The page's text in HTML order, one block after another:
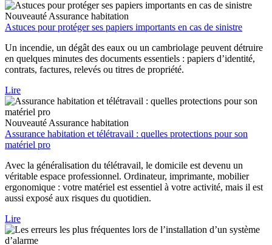
Nouveauté Assurance habitation
Astuces pour protéger ses papiers importants en cas de sinistre
Un incendie, un dégât des eaux ou un cambriolage peuvent détruire
en quelques minutes des documents essentiels : papiers d’identité,
contrats, factures, relevés ou titres de propriété.
Lire
Nouveauté Assurance habitation
Assurance habitation et télétravail : quelles protections pour son
matériel pro
Avec la généralisation du télétravail, le domicile est devenu un
véritable espace professionnel. Ordinateur, imprimante, mobilier
ergonomique : votre matériel est essentiel à votre activité, mais il est
aussi exposé aux risques du quotidien.
Lire